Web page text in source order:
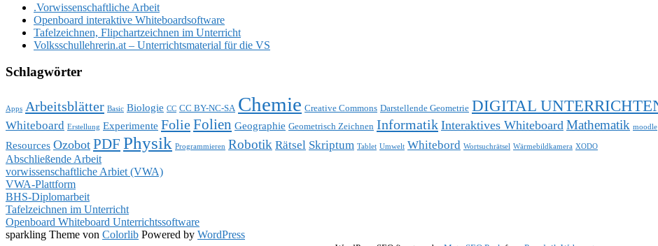
.Vorwissenschaftliche Arbeit
Openboard interaktive Whiteboardsoftware
Tafelzeichnen, Flipchartzeichnen im Unterricht
Volksschullehrerin.at – Unterrichtsmaterial für die VS
Schlagwörter
Apps Arbeitsblätter Basic Biologie CC CC BY-NC-SA Chemie Creative Commons Darstellende Geometrie DIGITAL
Whiteboard Erstellung Experimente FolieFolien Geographie Geometrisch Zeichnen Informatik Interaktives Whiteboard Mathematik moodle
Resources Ozobot PDF Physik Programmieren Robotik Rätsel Skriptum Tablet Umwelt Whitebord Wortsuchrätsel Wärmebildkamera XODO
Abschließende Arbeit
vorwissenschaftliche Arbiet (VWA)
VWA-Plattform
BHS-Diplomarbeit
Tafelzeichnen im Unterricht
Openboard Whiteboard Unterrichtssoftware
sparkling Theme von Colorlib Powered by WordPress